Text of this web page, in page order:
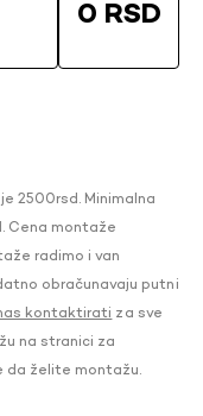
0 RSD
2500rsd. Minimalna
Cena montaže
radimo i van
obračunavaju putni
kontaktirati za sve
na stranici za
da želite montažu.